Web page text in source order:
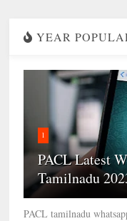
YEAR
1
PACL Latest
Tamilnadu
PACL tamilnadu